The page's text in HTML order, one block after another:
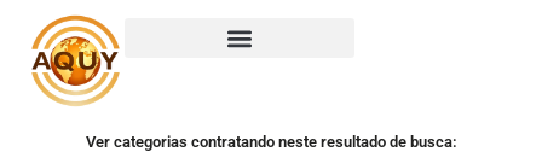
Ver categorias contratando neste resultado de busca: